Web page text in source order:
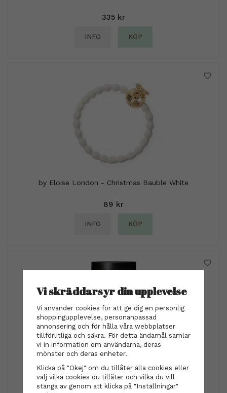
335 kr
INFO KÖP
by Eloise London - Christmas Bauble White
89 kr
INFO KÖP
maria nila
Maria Nila - Style&Finish Cleansing Powder 60 g
Vi skräddarsyr din upplevelse
Vi använder cookies för att ge dig en personlig
shoppingupplevelse, personanpassad
annonsering och för hålla våra webbplatser
tillförlitliga och säkra. För detta ändamål samlar
vi in information om användarna, deras
mönster och deras enheter.
Klicka på "Okej" om du tillåter alla cookies eller
välj vilka cookies du tillåter och vilka du vill
stänga av genom att klicka på "Inställningar"